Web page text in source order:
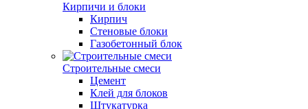
Кирпичи и блоки
Кирпич
Стеновые блоки
Газобетонный блок
Строительные смеси
Цемент
Клей для блоков
Штукатурка